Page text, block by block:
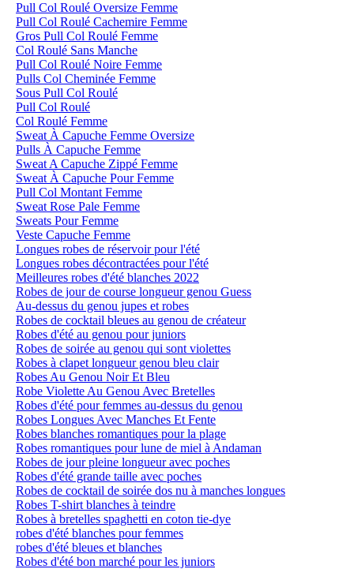
Pull Col Roulé Oversize Femme
Pull Col Roulé Cachemire Femme
Gros Pull Col Roulé Femme
Col Roulé Sans Manche
Pull Col Roulé Noire Femme
Pulls Col Cheminée Femme
Sous Pull Col Roulé
Pull Col Roulé
Col Roulé Femme
Sweat À Capuche Femme Oversize
Pulls À Capuche Femme
Sweat A Capuche Zippé Femme
Sweat À Capuche Pour Femme
Pull Col Montant Femme
Sweat Rose Pale Femme
Sweats Pour Femme
Veste Capuche Femme
Longues robes de réservoir pour l'été
Longues robes décontractées pour l'été
Meilleures robes d'été blanches 2022
Robes de jour de course longueur genou Guess
Au-dessus du genou jupes et robes
Robes de cocktail bleues au genou de créateur
Robes d'été au genou pour juniors
Robes de soirée au genou qui sont violettes
Robes à clapet longueur genou bleu clair
Robes Au Genou Noir Et Bleu
Robe Violette Au Genou Avec Bretelles
Robes d'été pour femmes au-dessus du genou
Robes Longues Avec Manches Et Fente
Robes blanches romantiques pour la plage
Robes romantiques pour lune de miel à Andaman
Robes de jour pleine longueur avec poches
Robes d'été grande taille avec poches
Robes de cocktail de soirée dos nu à manches longues
Robes T-shirt blanches à teindre
Robes à bretelles spaghetti en coton tie-dye
robes d'été blanches pour femmes
robes d'été bleues et blanches
Robes d'été bon marché pour les juniors